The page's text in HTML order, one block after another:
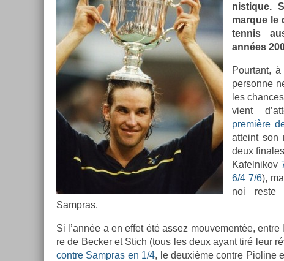
nistique.
mar­que le
ten­nis
années
Pour­tant,
per­son­ne
les
vient
première
at­teint son
deux
Kafel­nikov
6/4 7/6),
noi reste
Sampras.
Si l’année a en effet été assez mouvementée,
re de Be­ck­er et Stich (tous les deux ayant tiré leur
con­tre Sampras en 1/4, le deuxième con­tre Pioline